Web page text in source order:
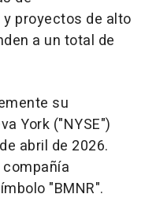
proyectos de alto
a un total de
su
York ("NYSE")
abril de 2026.
"BMNR".